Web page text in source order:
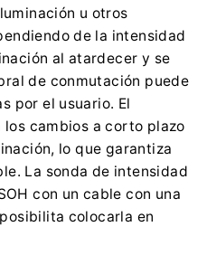
u otros
de la intensidad
al atardecer y se
de conmutación puede
por el usuario. El
cambios a corto plazo
lo que garantiza
La sonda de intensidad
con un cable con una
colocarla en